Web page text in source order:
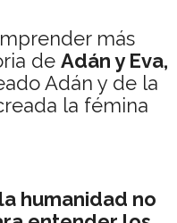
más
de Adán y Eva,
Adán y de la
la fémina
humanidad no